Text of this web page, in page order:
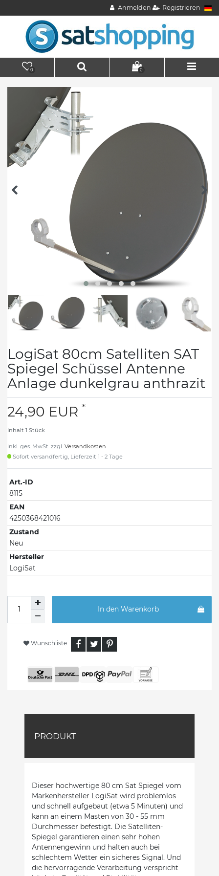
Anmelden Registrieren
0 0
LogiSat 80cm Satelliten SAT
Spiegel Schüssel Antenne
Anlage dunkelgrau anthrazit
24,90 EUR *
Inhalt 1 Stück
inkl. ges. MwSt. zzgl. Versandkosten
Sofort versandfertig, Lieferzeit 1 - 2 Tage
Art.-ID
8115
EAN
4250368421016
Zustand
Neu
Hersteller
LogiSat
In den Warenkorb
Wunschliste
PRODUKT
Dieser hochwertige 80 cm Sat Spiegel vom
Markenhersteller LogiSat wird problemlos
und schnell aufgebaut (etwa 5 Minuten) und
kann an einem Masten von 30 - 55 mm
Durchmesser befestigt. Die Satelliten-
Spiegel garantieren einen sehr hohen
Antennengewinn und halten auch bei
schlechtem Wetter ein sicheres Signal. Und
die hervorragende Verarbeitung verspricht